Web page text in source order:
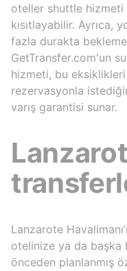
oteller shuttle hizmeti
kısıtlayabilir. Ayrıca,
fazla durakta
GetTransfer.com'un
hizmeti, bu
rezervasyonla
varış garantisi sunar.
Lanzarote
otelinize ya da başka
önceden planlanmış